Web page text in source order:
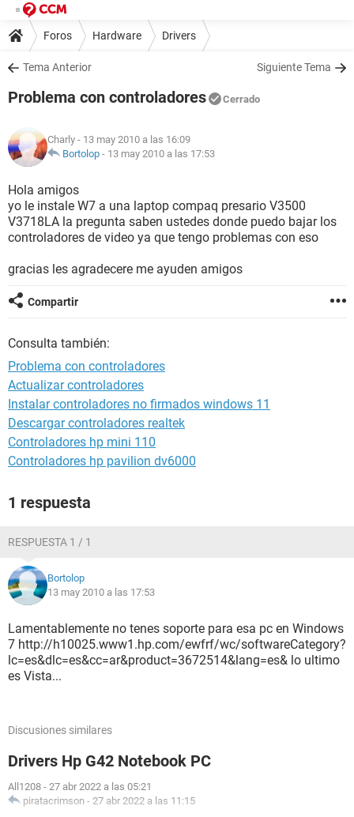
Foros Hardware Drivers
Tema Anterior Siguiente Tema
Problema con controladores Cerrado
Charly - 13 may 2010 a las 16:09
Bortolop - 13 may 2010 a las 17:53
Hola amigos
yo le instale W7 a una laptop compaq presario V3500
V3718LA la pregunta saben ustedes donde puedo bajar los
controladores de video ya que tengo problemas con eso
gracias les agradecere me ayuden amigos
Compartir
Consulta también:
Problema con controladores
Actualizar controladores
Instalar controladores no firmados windows 11
Descargar controladores realtek
Controladores hp mini 110
Controladores hp pavilion dv6000
1 respuesta
RESPUESTA 1 / 1
Bortolop
13 may 2010 a las 17:53
Lamentablemente no tenes soporte para esa pc en Windows
7 http://h10025.www1.hp.com/ewfrf/wc/softwareCategory?
lc=es&dlc=es&cc=ar&product=3672514&lang=es& lo ultimo
es Vista...
Discusiones similares
Drivers Hp G42 Notebook PC
All1208 - 27 abr 2022 a las 05:21
piratacrimson - 27 abr 2022 a las 11:15